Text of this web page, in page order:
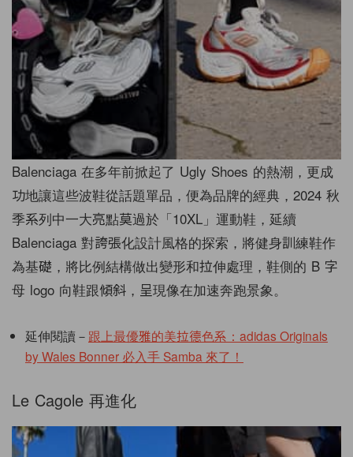
Balenciaga 在多年前掀起了 Ugly Shoes 的熱潮，更成
功地讓這些波鞋從話題單品，便為品牌的經典，2024 秋
季系列中一大亮點莫過於「10XL」運動鞋，延續
Balenciaga 對誇張化設計風格的探索，將健身訓練鞋作
為基礎，將比例結構做出變形和拉伸處理，鞋側的 B 字
母 logo 向鞋跟傾斜，呈現像在加速奔跑景象。
延伸閱讀－ 跟上最優雅的美拉德色系：adidas Originals
by Wales Bonner 必入手 Samba 來了！
Le Cagole 再進化